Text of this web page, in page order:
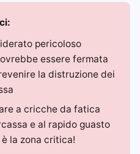
pericoloso
essere fermata
la distruzione dei
a cricche da fatica
e al rapido guasto
la zona critica!